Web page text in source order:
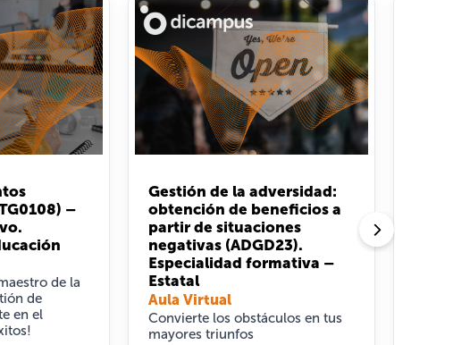
–
de la
de
en el
Gestión de la adversidad:
obtención de beneficios a
partir de situaciones
negativas (ADGD23).
Especialidad formativa –
Estatal
Aula Virtual
Convierte los obstáculos en tus
mayores triunfos